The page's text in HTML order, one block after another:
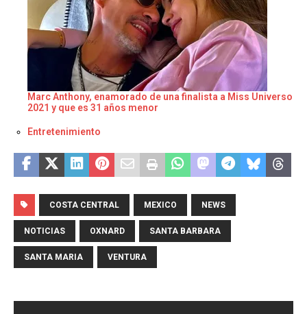
Marc Anthony, enamorado de una finalista a Miss Universo
2021 y que es 31 años menor
Respecto a
Entretenimiento
COSTA CENTRAL MEXICO NEWS
NOTICIAS OXNARD SANTA BARBARA
SANTA MARIA VENTURA